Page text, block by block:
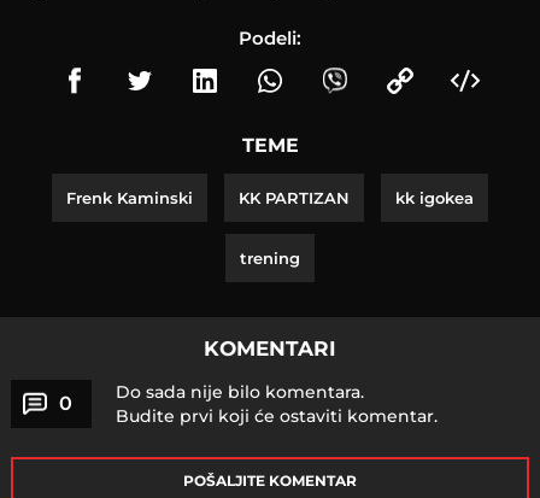
Podeli:
TEME
Frenk Kaminski KK PARTIZAN kk igokea
trening
KOMENTARI
0
Do sada nije bilo komentara.
Budite prvi koji će ostaviti komentar.
POŠALJITE KOMENTAR